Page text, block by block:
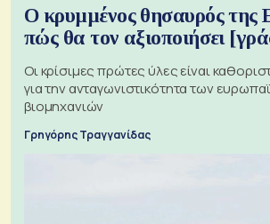
Ο κρυμμένος θησαυρός της
πώς θα τον αξιοποιήσει
Οι κρίσιμες πρώτες ύλες είναι
για την ανταγωνιστικότητα των
βιομηχανιών
Γρηγόρης Τραγγανίδας